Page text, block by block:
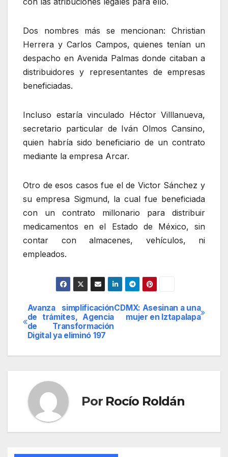
Dos nombres más se mencionan: Christian
Herrera y Carlos Campos, quienes tenían un
despacho en Avenida Palmas donde citaban a
distribuidores y representantes de empresas
beneficiadas.
Incluso estaría vinculado Héctor Villlanueva,
secretario particular de Iván Olmos Cansino,
quien habría sido beneficiario de un contrato
mediante la empresa Arcar.
Otro de esos casos fue el de Victor Sánchez y
su empresa Sigmund, la cual fue beneficiada
con un contrato millonario para distribuir
medicamentos en el Estado de México, sin
contar con almacenes, vehículos, ni
empleados.
Navegación
de
entradas
CDMX: Asesinan a una
mujer en Iztapalapa
Avanza simplificación
de trámites, Agencia
de Transformación
Digital ya eliminó 197
Por Rocío Roldán